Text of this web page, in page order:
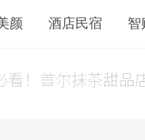
颜 酒店民宿 智
看！首尔抹茶甜品